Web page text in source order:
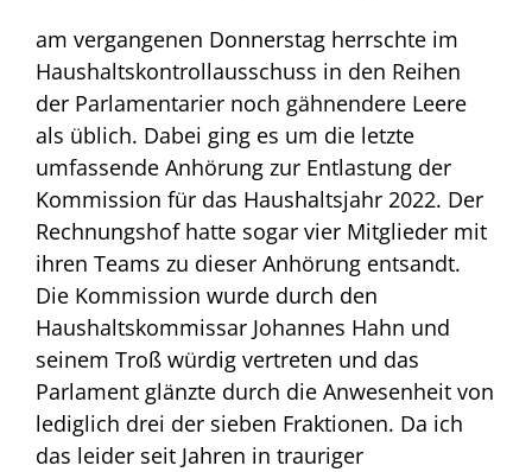
am vergangenen Donnerstag herrschte im
Haushaltskontrollausschuss in den Reihen
der Parlamentarier noch gähnendere Leere
als üblich. Dabei ging es um die letzte
umfassende Anhörung zur Entlastung der
Kommission für das Haushaltsjahr 2022. Der
Rechnungshof hatte sogar vier Mitglieder mit
ihren Teams zu dieser Anhörung entsandt.
Die Kommission wurde durch den
Haushaltskommissar Johannes Hahn und
seinem Troß würdig vertreten und das
Parlament glänzte durch die Anwesenheit von
lediglich drei der sieben Fraktionen. Da ich
das leider seit Jahren in trauriger